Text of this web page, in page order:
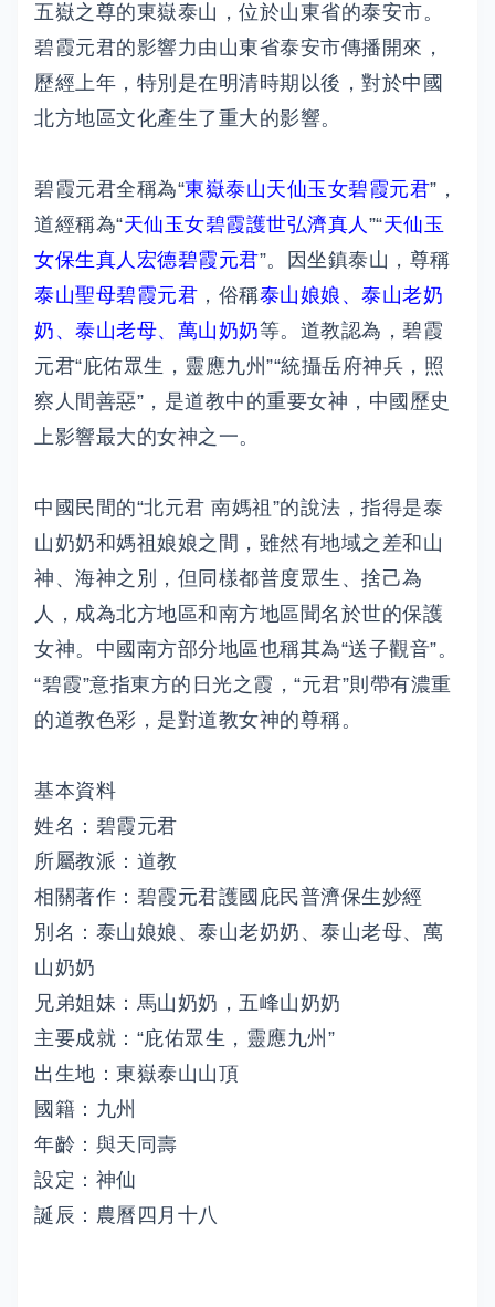
五嶽之尊的東嶽泰山，位於山東省的泰安市。
碧霞元君的影響力由山東省泰安市傳播開來，
歷經上年，特別是在明清時期以後，對於中國
北方地區文化產生了重大的影響。
碧霞元君全稱為“東嶽泰山天仙玉女碧霞元君”，
道經稱為“天仙玉女碧霞護世弘濟真人 ”“天仙玉
女保生真人宏德碧霞元君”。因坐鎮泰山，尊稱
泰山聖母碧霞元君 ，俗稱泰山娘娘、泰山老奶
奶、泰山老母、萬山奶奶等。道教認為，碧霞
元君“庇佑眾生，靈應九州”“統攝岳府神兵，照
察人間善惡”，是道教中的重要女神，中國歷史
上影響最大的女神之一。
中國民間的“北元君 南媽祖”的說法，指得是泰
山奶奶和媽祖娘娘之間，雖然有地域之差和山
神、海神之別，但同樣都普度眾生、捨己為
人，成為北方地區和南方地區聞名於世的保護
女神。中國南方部分地區也稱其為“送子觀音”。
“碧霞”意指東方的日光之霞，“元君”則帶有濃重
的道教色彩，是對道教女神的尊稱。
基本資料
姓名：碧霞元君
所屬教派：道教
相關著作：碧霞元君護國庇民普濟保生妙經
別名：泰山娘娘、泰山老奶奶、泰山老母、萬
山奶奶
兄弟姐妹：馬山奶奶，五峰山奶奶
主要成就：“庇佑眾生，靈應九州”
出生地：東嶽泰山山頂
國籍：九州
年齡：與天同壽
設定：神仙
誕辰：農曆四月十八